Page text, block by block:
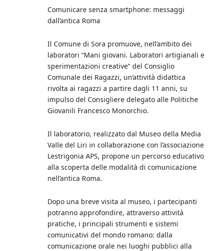
Comunicare senza smartphone: messaggi
dall’antica Roma
Il Comune di Sora promuove, nell’ambito dei
laboratori “Mani giovani. Laboratori artigianali e
sperimentazioni creative” del Consiglio
Comunale dei Ragazzi, un’attività didattica
rivolta ai ragazzi a partire dagli 11 anni, su
impulso del Consigliere delegato alle Politiche
Giovanili Francesco Monorchio.
Il laboratorio, realizzato dal Museo della Media
Valle del Liri in collaborazione con l’associazione
Lestrigonia APS, propone un percorso educativo
alla scoperta delle modalità di comunicazione
nell’antica Roma.
Dopo una breve visita al museo, i partecipanti
potranno approfondire, attraverso attività
pratiche, i principali strumenti e sistemi
comunicativi del mondo romano: dalla
comunicazione orale nei luoghi pubblici alla